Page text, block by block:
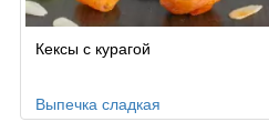
Кексы с курагой
Выпечка сладкая